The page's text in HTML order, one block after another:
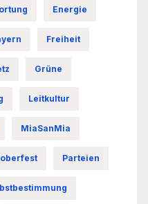
Energie
Freiheit
Grüne
Leitkultur
MiaSanMia
Parteien